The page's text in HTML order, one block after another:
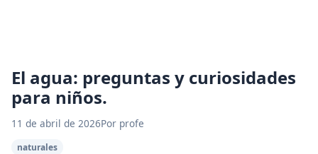
El agua: preguntas y curiosidades
para niños.
11 de abril de 2026Por profe
naturales